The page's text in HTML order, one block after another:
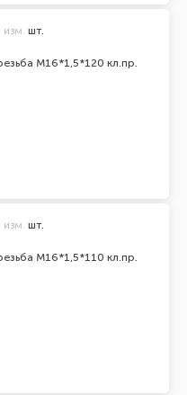
M16*1,5*120 кл.пр.
изм. шт.
M16*1,5*110 кл.пр.
изм. шт.